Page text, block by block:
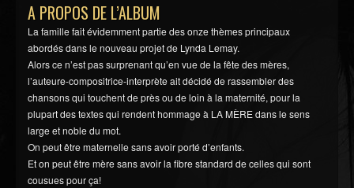
A PROPOS DE L’ALBUM
La famille fait évidemment partie des onze thèmes principaux
abordés dans le nouveau projet de Lynda Lemay.
Alors ce n’est pas surprenant qu’en vue de la fête des mères,
l’auteure-compositrice-interprète ait décidé de rassembler des
chansons qui touchent de près ou de loin à la maternité, pour la
plupart des textes qui rendent hommage à LA MÈRE dans le sens
large et noble du mot.
On peut être maternelle sans avoir porté d’enfants.
Et on peut être mère sans avoir la fibre standard de celles qui sont
cousues pour ça!